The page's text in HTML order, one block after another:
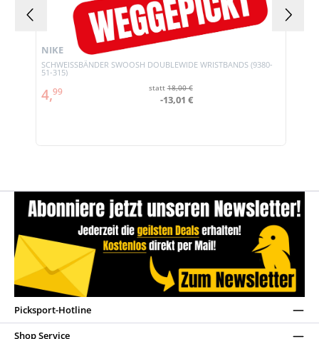
SCHWEISSBÄNDER SWOOSH DOUBLEWIDE WRISTBANDS (9380-
51-315)
NIKE
4,99 statt18,00 €
-13,01 €
Picksport-Hotline
Shop Service